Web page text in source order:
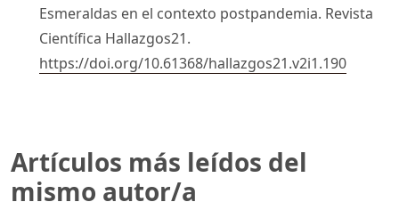
Esmeraldas en el contexto postpandemia. Revista
Científica Hallazgos21.
https://doi.org/10.61368/hallazgos21.v2i1.190
Artículos más leídos del
mismo autor/a